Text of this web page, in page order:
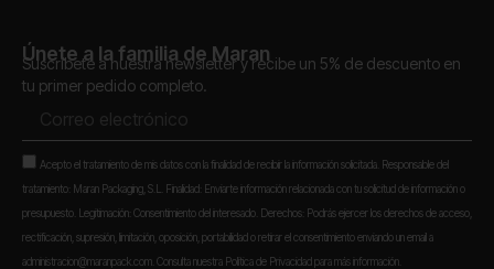
Únete a la familia de Maran
Suscríbete a nuestra newsletter y recibe un 5% de descuento en
tu primer pedido completo.
electrónico
Aceptación
Acepto el tratamiento de mis datos con la finalidad de recibir la información solicitada. Responsable del
tratamiento: Maran Packaging, S.L. Finalidad: Enviarte información relacionada con tu solicitud de información o
presupuesto. Legitimación: Consentimiento del interesado. Derechos: Podrás ejercer los derechos de acceso,
rectificación, supresión, limitación, oposición, portabilidad o retirar el consentimiento enviando un email a
administracion@maranpack.com. Consulta nuestra Política de Privacidad para más información.